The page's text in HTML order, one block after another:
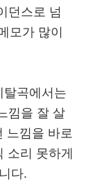
던스로 넘
모가 많이
곡에서는
낌을 잘 살
느낌을 바로
소리 못하게
다.